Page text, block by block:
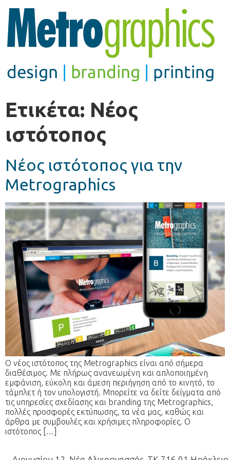
Ετικέτα: Νέος
ιστότοπος
Νέος ιστότοπος για την
Metrographics
Ο νέος ιστότοπος της Metrographics είναι από σήμερα
διαθέσιμος. Με πλήρως ανανεωμένη και απλοποιημένη
εμφάνιση, εύκολη και άμεση περιήγηση από το κινητό, το
τάμπλετ ή τον υπολογιστή. Μπορείτε να δείτε δείγματα από
τις υπηρεσίες σχεδίασης και branding της Metrographics,
πολλές προσφορές εκτύπωσης, τα νέα μας, καθώς και
άρθρα με συμβουλές και χρήσιμες πληροφορίες. Ο
ιστότοπος […]